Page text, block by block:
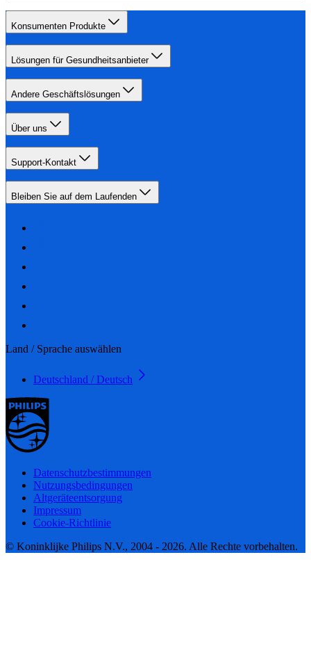
Konsumenten Produkte
Lösungen für Gesundheitsanbieter
Andere Geschäftslösungen
Über uns
Support-Kontakt
Bleiben Sie auf dem Laufenden
Land / Sprache auswählen
Deutschland / Deutsch
Datenschutzbestimmungen
Nutzungsbedingungen
Altgeräteentsorgung
Impressum
Cookie-Richtlinie
© Koninklijke Philips N.V., 2004 - 2026. Alle Rechte vorbehalten.